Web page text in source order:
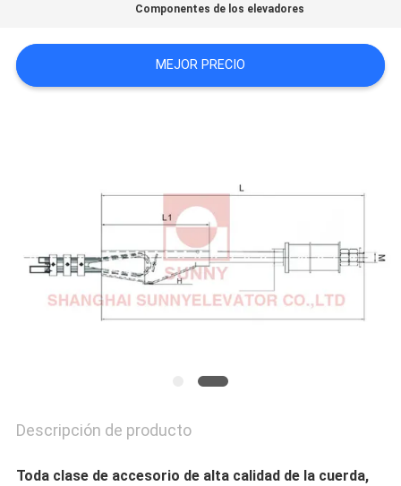
SITIO
PRIVACY
Componentes de los elevadores
MEJOR PRECIO
Descripción de producto
Toda clase de accesorio de alta calidad de la cuerda,